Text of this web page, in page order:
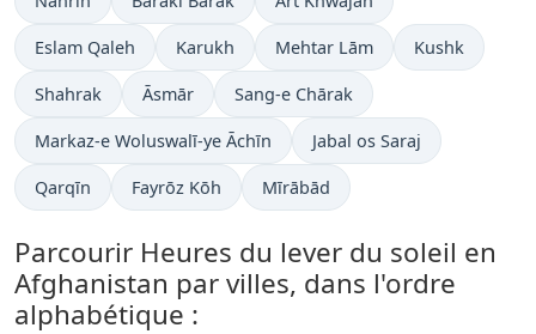
Eslam Qaleh Karukh Mehtar Lām Kushk
Shahrak Āsmār Sang-e Chārak
Markaz-e Woluswalī-ye Āchīn Jabal os Saraj
Qarqīn Fayrōz Kōh Mīrābād
Parcourir Heures du lever du soleil en
Afghanistan par villes, dans l'ordre
alphabétique :